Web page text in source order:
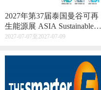
2027年第37届泰国曼谷可再
生能源展 ASIA Sustainable E
nergy Week
2027-07-07至2027-07-09